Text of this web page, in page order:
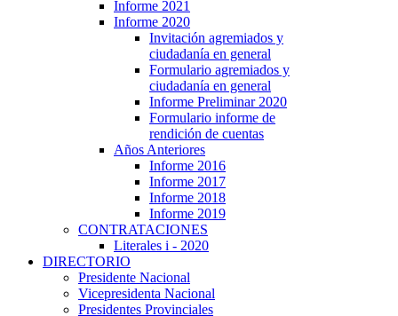
Informe 2021
Informe 2020
Invitación agremiados y
ciudadanía en general
Formulario agremiados y
ciudadanía en general
Informe Preliminar 2020
Formulario informe de
rendición de cuentas
Años Anteriores
Informe 2016
Informe 2017
Informe 2018
Informe 2019
CONTRATACIONES
Literales i - 2020
DIRECTORIO
Presidente Nacional
Vicepresidenta Nacional
Presidentes Provinciales